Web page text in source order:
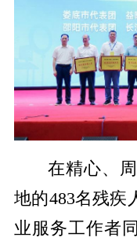
在精心、
地的483名残疾
业服务工作者